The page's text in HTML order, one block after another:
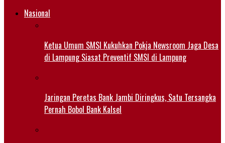
Nasional
Ketua Umum SMSI Kukuhkan Pokja Newsroom Jaga Desa
di Lampung Siasat Preventif SMSI di Lampung
Jaringan Peretas Bank Jambi Diringkus, Satu Tersangka
Pernah Bobol Bank Kalsel